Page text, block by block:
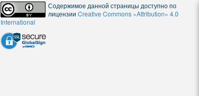
Содержимое данной страницы доступно по
лицензии Creative Commons «Attribution» 4.0
International